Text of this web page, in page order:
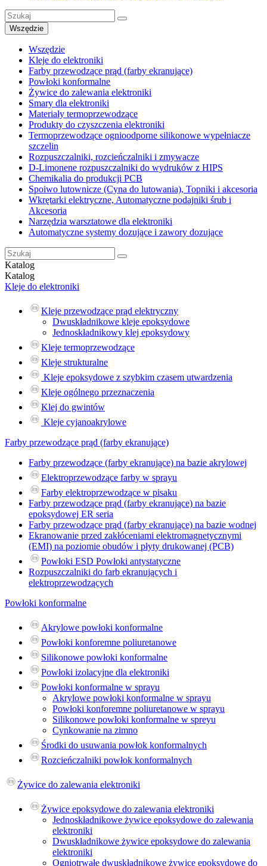
Wszędzie
Wszędzie
Kleje do elektroniki
Farby przewodzące prąd (farby ekranujące)
Powłoki konformalne
Żywice do zalewania elektroniki
Smary dla elektroniki
Materiały termoprzewodzące
Produkty do czyszczenia elektroniki
Termoprzewodzące ognioodporne silikonowe wypełniacze
szczelin
Rozpuszczalniki, rozcieńczalniki i zmywacze
D-Limonene rozpuszczalniki do wydruków z HIPS
Chemikalia do produkcji PCB
Spoiwo lutownicze (Cyna do lutowania), Topniki i akcesoria
Wkrętarki elektryczne, Automatyczne podajniki śrub i
Akcesoria
Narzędzia warsztatowe dla elektroniki
Automatyczne systemy dozujące i zawory dozujące
Katalog
Katalog
Kleje do elektroniki
Kleje przewodzące prąd elektryczny
Dwuskładnikowe kleje epoksydowe
Jednoskładnikowy klej epoksydowy
Kleje termoprzewodzące
Kleje strukturalne
Kleje epoksydowe z szybkim czasem utwardzenia
Kleje ogólnego przeznaczenia
Klej do gwintów
Kleje cyjanoakrylowe
Farby przewodzące prąd (farby ekranujące)
Farby przewodzące (farby ekranujące) na bazie akrylowej
Elektroprzewodzące farby w sprayu
Farby elektroprzewodzące w pisaku
Farby przewodzące prąd (farby ekranujące) na bazie
epoksydowej ER seria
Farby przewodzące prąd (farby ekranujące) na bazie wodnej
Ekranowanie przed zakłóceniami elektromagnetycznymi
(EMI) na poziomie obudów i płyty drukowanej (PCB)
Powłoki ESD Powłoki antystatyczne
Rozpuszczalniki do farb ekranujących i
elektroprzewodzących
Powłoki konformalne
Akrylowe powłoki konformalne
Powłoki konforemne poliuretanowe
Silikonowe powłoki konformalne
Powłoki izolacyjne dla elektroniki
Powłoki konformalne w sprayu
Akrylowe powłoki konformalne w sprayu
Powłoki konforemne poliuretanowe w sprayu
Silikonowe powłoki konformalne w spreyu
Cynkowanie na zimno
Środki do usuwania powłok konformalnych
Rozcieńczalniki powłok konformalnych
Żywice do zalewania elektroniki
Żywice epoksydowe do zalewania elektroniki
Jednoskładnikowe żywice epoksydowe do zalewania
elektroniki
Dwuskładnikowe żywice epoksydowe do zalewania
elektroniki
Ogniotrwałe dwuskładnikowe żywice epoksydowe do